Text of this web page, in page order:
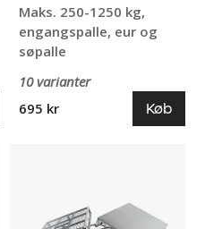
Maks. 250-1250 kg,
engangspalle, eur og
søpalle
10 varianter
695 kr
Køb